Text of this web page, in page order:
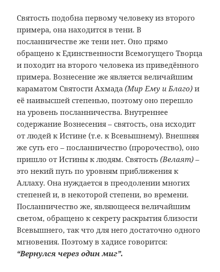
Святость подобна первому человеку из второго
примера, она находится в тени. В
посланничестве же тени нет. Оно прямо
обращено к Единственности Всемогущего Творца
и походит на второго человека из приведённого
примера. Вознесение же является величайшим
караматом Святости Ахмада(Мир Ему и Благо) и
её наивысшей степенью, поэтому оно перешло
на уровень посланничества. Внутреннее
содержание Вознесения – святость, она исходит
от людей к Истине (т.е. к Всевышнему). Внешняя
же суть его – посланничество (пророчество), оно
пришло от Истины к людям. Святость(Велаят) –
это некий путь по уровням приближения к
Аллаху. Она нуждается в преодолении многих
степеней и, в некоторой степени, во времени.
Посланничество же, являющееся величайшим
светом, обращено к секрету раскрытия близости
Всевышнего, так что для него достаточно одного
мгновения. Поэтому в хадисе говорится:
“Вернулся через один миг”.